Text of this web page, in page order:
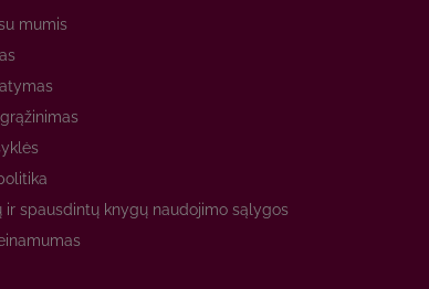
mumis
ir spausdintų knygų naudojimo sąlygos